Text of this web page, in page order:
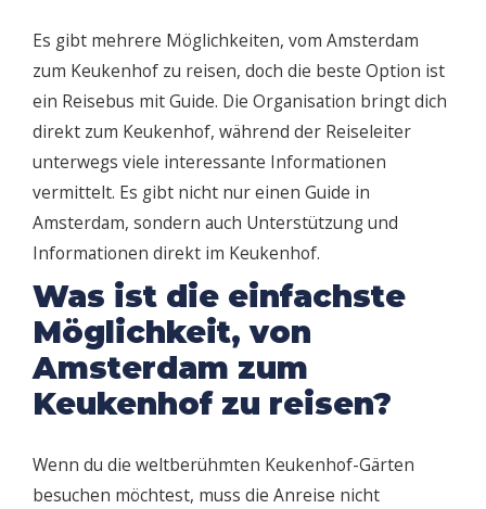
Es gibt mehrere Möglichkeiten, vom Amsterdam
zum Keukenhof zu reisen, doch die beste Option ist
ein Reisebus mit Guide. Die Organisation bringt dich
direkt zum Keukenhof, während der Reiseleiter
unterwegs viele interessante Informationen
vermittelt. Es gibt nicht nur einen Guide in
Amsterdam, sondern auch Unterstützung und
Informationen direkt im Keukenhof.
Was ist die einfachste
Möglichkeit, von
Amsterdam zum
Keukenhof zu reisen?
Wenn du die weltberühmten Keukenhof-Gärten
besuchen möchtest, muss die Anreise nicht